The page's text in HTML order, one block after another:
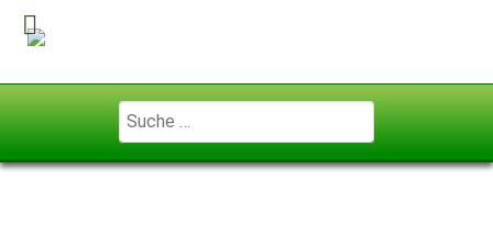
Geben Sie ...